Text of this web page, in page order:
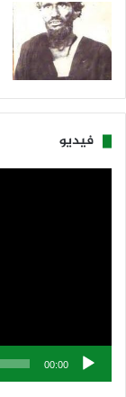
فيديو
00:00